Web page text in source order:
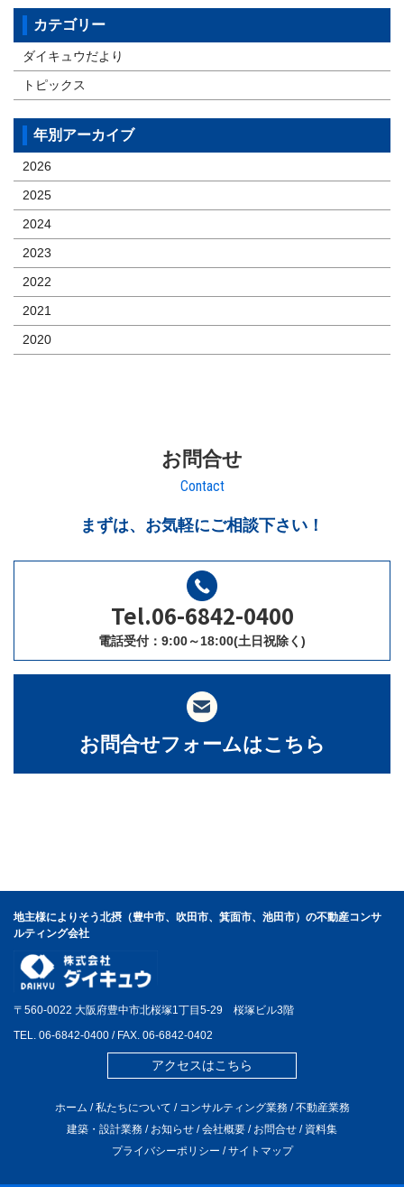
カテゴリー
ダイキュウだより
トピックス
年別アーカイブ
2026
2025
2024
2023
2022
2021
2020
お問合せ
Contact
まずは、お気軽にご相談下さい！
Tel.06-6842-0400
電話受付：9:00～18:00(土日祝除く)
お問合せフォームはこちら
地主様によりそう北摂（豊中市、吹田市、箕面市、池田市）の不動産コンサ
ルティング会社
〒560-0022 大阪府豊中市北桜塚1丁目5-29 桜塚ビル3階
TEL. 06-6842-0400 / FAX. 06-6842-0402
アクセスはこちら
ホーム /私たちについて / コンサルティング業務 /不動産業務
建築・設計業務 / お知らせ /会社概要 / お問合せ / 資料集
プライバシーポリシー /サイトマップ